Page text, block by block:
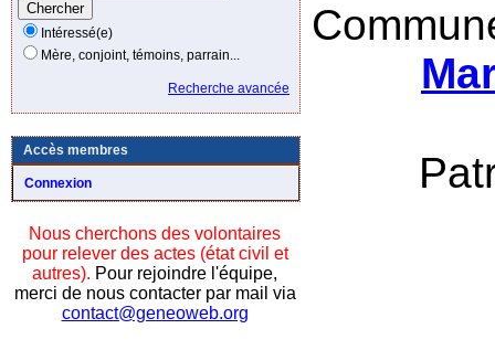
Intéressé(e)
Mère, conjoint, témoins, parrain...
Recherche avancée
Accès membres
Connexion
Nous cherchons des volontaires
pour relever des actes (état civil et
autres). Pour rejoindre l'équipe,
merci de nous contacter par mail via
contact@geneoweb.org